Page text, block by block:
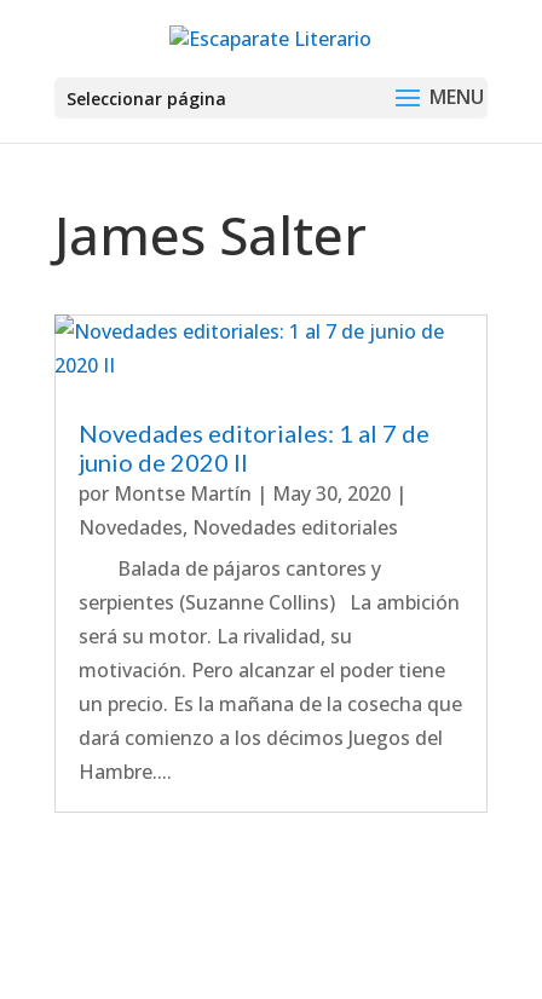
Seleccionar página
James Salter
Novedades editoriales: 1 al 7 de
junio de 2020 II
por Montse Martín | May 30, 2020|
Novedades, Novedades editoriales
Balada de pájaros cantores y
serpientes (Suzanne Collins) La ambición
será su motor. La rivalidad, su
motivación. Pero alcanzar el poder tiene
un precio. Es la mañana de la cosecha que
dará comienzo a los décimos Juegos del
Hambre....